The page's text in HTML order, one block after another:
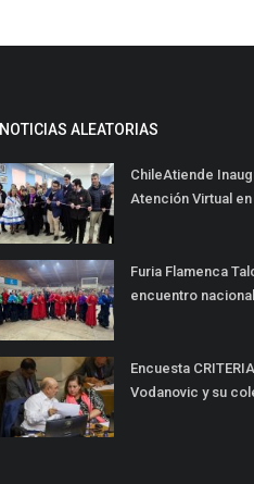
NOTICIAS ALEATORIAS
ChileAtiende
Atención Virtual en
Furia Flamenca
encuentro
Encuesta
Vodanovic y su